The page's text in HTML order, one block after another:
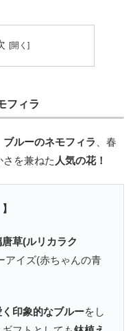
フィラ
ブルーのネモフィラ 、春
を兼ねた 人気の花！
唐草(ルリカラク
アイズ(赤ちゃんの青
印象的なブルーをし